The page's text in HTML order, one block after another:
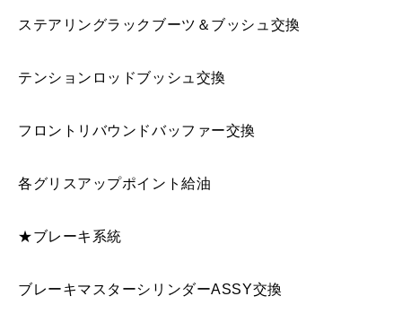
ステアリングラックブーツ＆ブッシュ交換
テンションロッドブッシュ交換
フロントリバウンドバッファー交換
各グリスアップポイント給油
★ブレーキ系統
ブレーキマスターシリンダーASSY交換